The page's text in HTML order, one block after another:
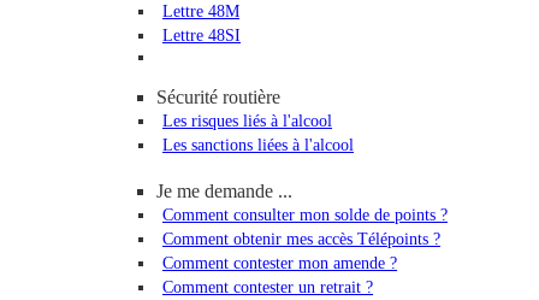
Lettre 48M
Lettre 48SI
Sécurité routière
Les risques liés à l'alcool
Les sanctions liées à l'alcool
Je me demande ...
Comment consulter mon solde de points ?
Comment obtenir mes accès Télépoints ?
Comment contester mon amende ?
Comment contester un retrait ?